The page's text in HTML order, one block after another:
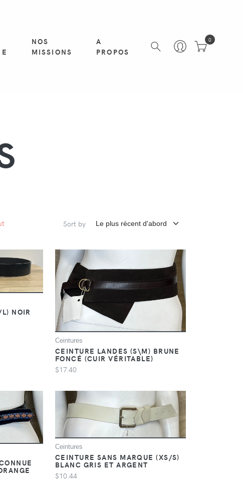
NOS
MISSIONS
A
PROPOS
0
Sort by
NOIR
Ceintures
CEINTURE LANDES (S\M) BRUNE
FONCÉ (CUIR VÉRITABLE)
$17.40
Ceintures
CEINTURE SANS MARQUE (XS/S)
BLANC GRIS ET ARGENT
$10.44